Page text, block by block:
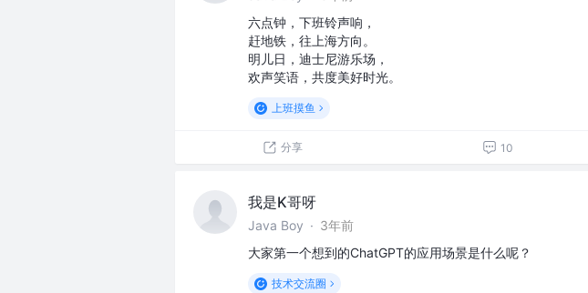
六点钟，下班铃声响，
赶地铁，往上海方向。
明儿日，迪士尼游乐场，
欢声笑语，共度美好时光。
上班摸鱼
分享 10
我是K哥呀
Java Boy · 3年前
大家第一个想到的ChatGPT的应用场景是什么呢？
技术交流圈